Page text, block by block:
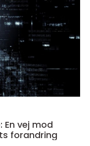
En vej mod
forandring